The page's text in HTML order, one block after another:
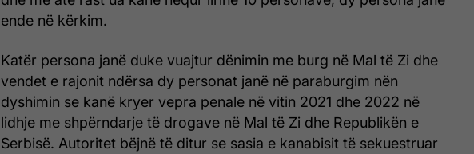
ende në kërkim.
Katër persona janë duke vuajtur dënimin me burg në Mal të Zi dhe
vendet e rajonit ndërsa dy personat janë në paraburgim nën
dyshimin se kanë kryer vepra penale në vitin 2021 dhe 2022 në
lidhje me shpërndarje të drogave në Mal të Zi dhe Republikën e
Serbisë. Autoritet bëjnë të ditur se sasia e kanabisit të sekuestruar